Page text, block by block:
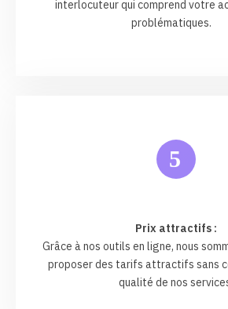
interlocuteur qui comprend votre
problématiques.
5
Prix attractifs :
Grâce à nos outils en ligne, nous
proposer des tarifs attractifs sans
qualité de nos